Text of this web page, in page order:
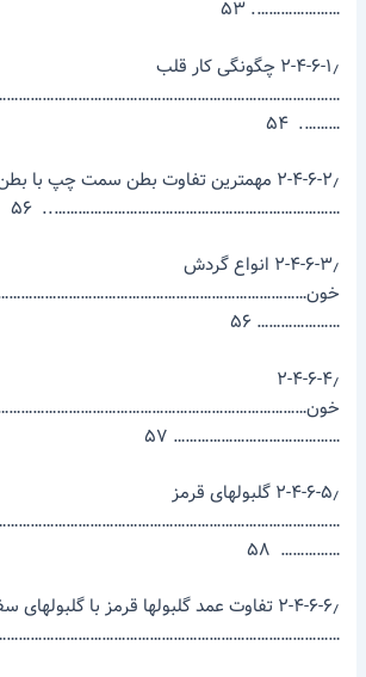
…………………. ۵۳
۲-۴-۶-۱٫ چگونگی کار قلب
………. ۵۴
۲-۴-۶-۲٫ مهم­ترین تفاوت بطن سمت چپ
……………………………………………………………….. ۵۶
۲-۴-۶-۳٫ انواع گردش
………………… ۵۶
۲-۴-۶-۴٫
…………………………………… ۵۷
۲-۴-۶-۵٫ گلبول­های قرمز
…………… ۵۸
۲-۴-۶-۶٫ تفاوت عمد گلبول­ها قرمز با گلبول­های
……………………………………………………………………………